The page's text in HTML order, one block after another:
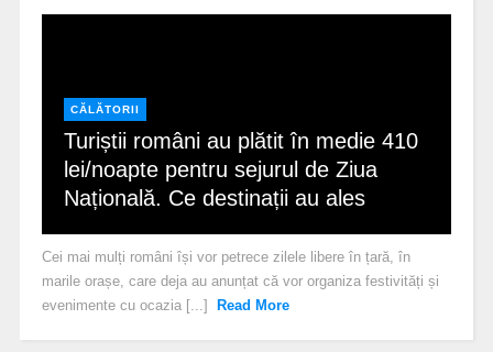
CĂLĂTORII
Turiștii români au plătit în medie 410
lei/noapte pentru sejurul de Ziua
Națională. Ce destinații au ales
Cei mai mulți români își vor petrece zilele libere în țară, în
marile orașe, care deja au anunțat că vor organiza festivități și
evenimente cu ocazia [...]
Read More